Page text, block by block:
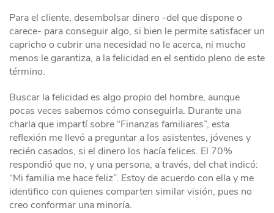
Para el cliente, desembolsar dinero -del que dispone o
carece- para conseguir algo, si bien le permite satisfacer un
capricho o cubrir una necesidad no le acerca, ni mucho
menos le garantiza, a la felicidad en el sentido pleno de este
término.
Buscar la felicidad es algo propio del hombre, aunque
pocas veces sabemos cómo conseguirla. Durante una
charla que impartí sobre “Finanzas familiares”, esta
reflexión me llevó a preguntar a los asistentes, jóvenes y
recién casados, si el dinero los hacía felices. El 70%
respondió que no, y una persona, a través, del chat indicó:
“Mi familia me hace feliz”. Estoy de acuerdo con ella y me
identifico con quienes comparten similar visión, pues no
creo conformar una minoría.